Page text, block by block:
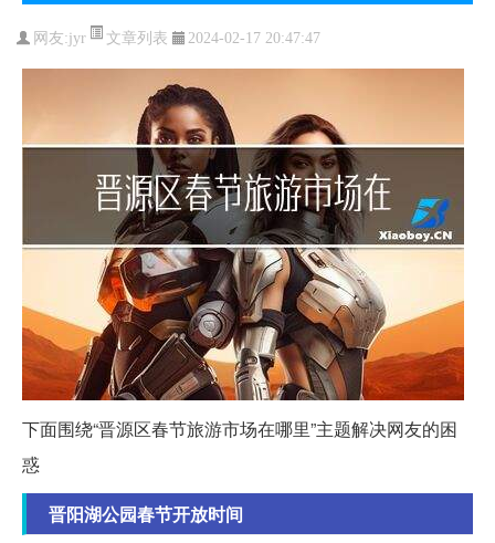
网友:jyr 文章列表 2024-02-17 20:47:47
下面围绕“晋源区春节旅游市场在哪里”主题解决网友的困
惑
晋阳湖公园春节开放时间